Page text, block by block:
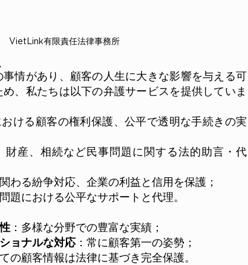
VietLink有限責任法律事務所
情があり、顧客の人生に大きな影響を与える可
、私たちは以下の弁護サービスを提供していま
おける顧客の権利保護、公平で透明な手続きの実
財産、相続など民事問題に関する法的助言・代
わる紛争対応、企業の利益と信用を保護；
題における公平なサポートと代理。
：多様な分野での豊富な実績；
ョナルな対応：常に顧客第一の姿勢；
の顧客情報は法律に基づき完全保護。